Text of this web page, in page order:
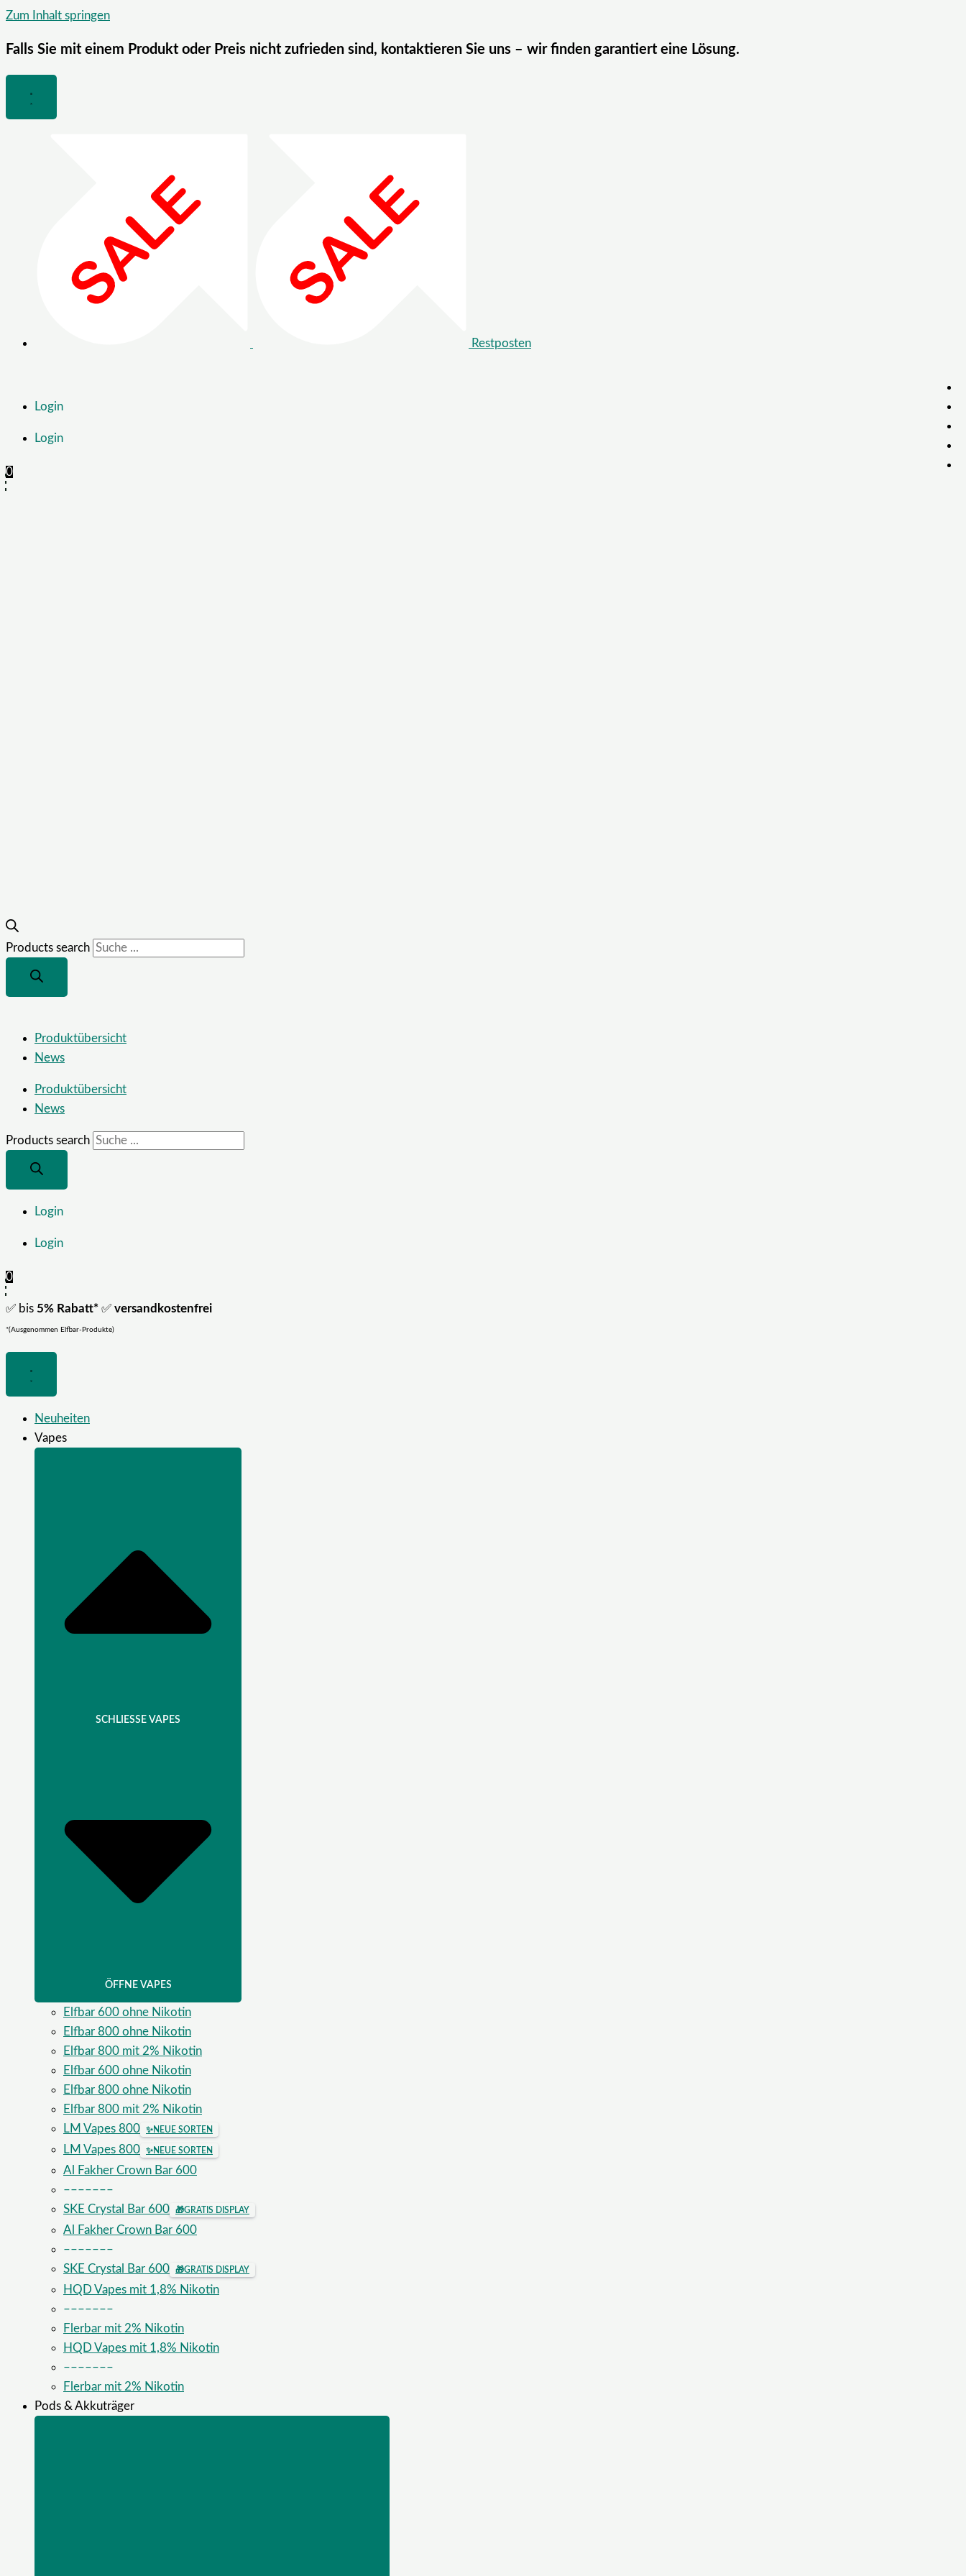
Zum Inhalt springen
Falls Sie mit einem Produkt oder Preis nicht zufrieden sind, kontaktieren Sie uns – wir finden garantiert eine Lösung.
Restposten
Login
Login
0
Products search
Produktübersicht
News
Produktübersicht
News
Products search
Login
Login
0
✅ bis 5% Rabatt* ✅ versandkostenfrei
*(Ausgenommen Elfbar-Produkte)
Neuheiten
Vapes
SCHLIESSE VAPES
ÖFFNE VAPES
Elfbar 600 ohne Nikotin
Elfbar 800 ohne Nikotin
Elfbar 800 mit 2% Nikotin
Elfbar 600 ohne Nikotin
Elfbar 800 ohne Nikotin
Elfbar 800 mit 2% Nikotin
LM Vapes 800
✨NEUE SORTEN
LM Vapes 800 ✨NEUE SORTEN
Al Fakher Crown Bar 600
–––––––
SKE Crystal Bar 600
🎁GRATIS DISPLAY
Al Fakher Crown Bar 600
–––––––
SKE Crystal Bar 600
🎁GRATIS DISPLAY
HQD Vapes mit 1,8% Nikotin
–––––––
Flerbar mit 2% Nikotin
HQD Vapes mit 1,8% Nikotin
–––––––
Flerbar mit 2% Nikotin
Pods & Akkuträger